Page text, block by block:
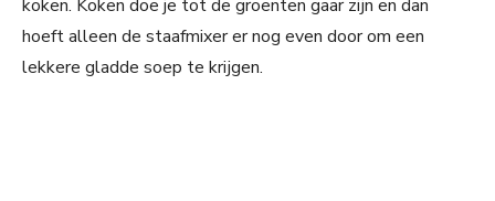
koken. Koken doe je tot de groenten gaar zijn en dan
hoeft alleen de staafmixer er nog even door om een
lekkere gladde soep te krijgen.